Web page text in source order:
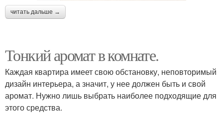
читать дальше →
Тонкий аромат в комнате.
Каждая квартира имеет свою обстановку, неповторимый
дизайн интерьера, а значит, у нее должен быть и свой
аромат. Нужно лишь выбрать наиболее подходящие для
этого средства.